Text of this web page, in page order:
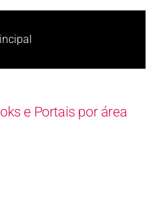
e Portais por área